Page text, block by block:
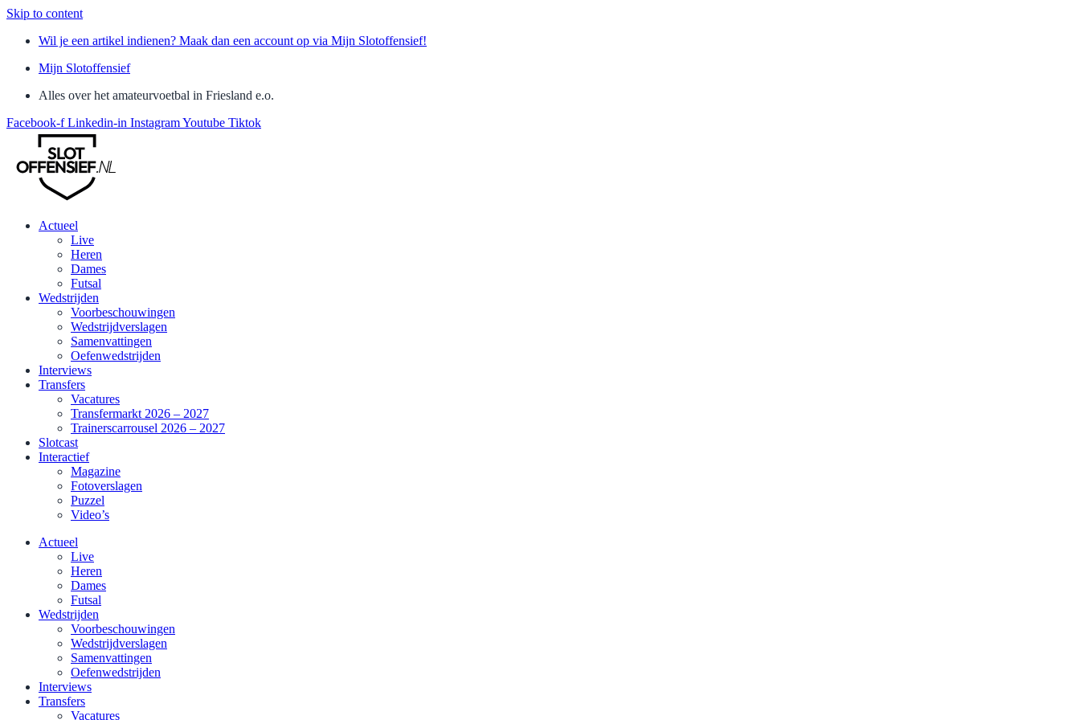
Skip to content
Wil je een artikel indienen? Maak dan een account op via Mijn Slotoffensief!
Mijn Slotoffensief
Alles over het amateurvoetbal in Friesland e.o.
Facebook-f Linkedin-in InstagramYoutube Tiktok
Actueel
Live
Heren
Dames
Futsal
Wedstrijden
Voorbeschouwingen
Wedstrijdverslagen
Samenvattingen
Oefenwedstrijden
Interviews
Transfers
Vacatures
Transfermarkt 2026 – 2027
Trainerscarrousel 2026 – 2027
Slotcast
Interactief
Magazine
Fotoverslagen
Puzzel
Video’s
Actueel
Live
Heren
Dames
Futsal
Wedstrijden
Voorbeschouwingen
Wedstrijdverslagen
Samenvattingen
Oefenwedstrijden
Interviews
Transfers
Vacatures